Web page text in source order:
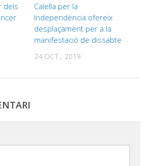
dels
Calella per la
Independència ofereix
desplaçament per a la
manifestació de dissabte
24 OCT., 2019